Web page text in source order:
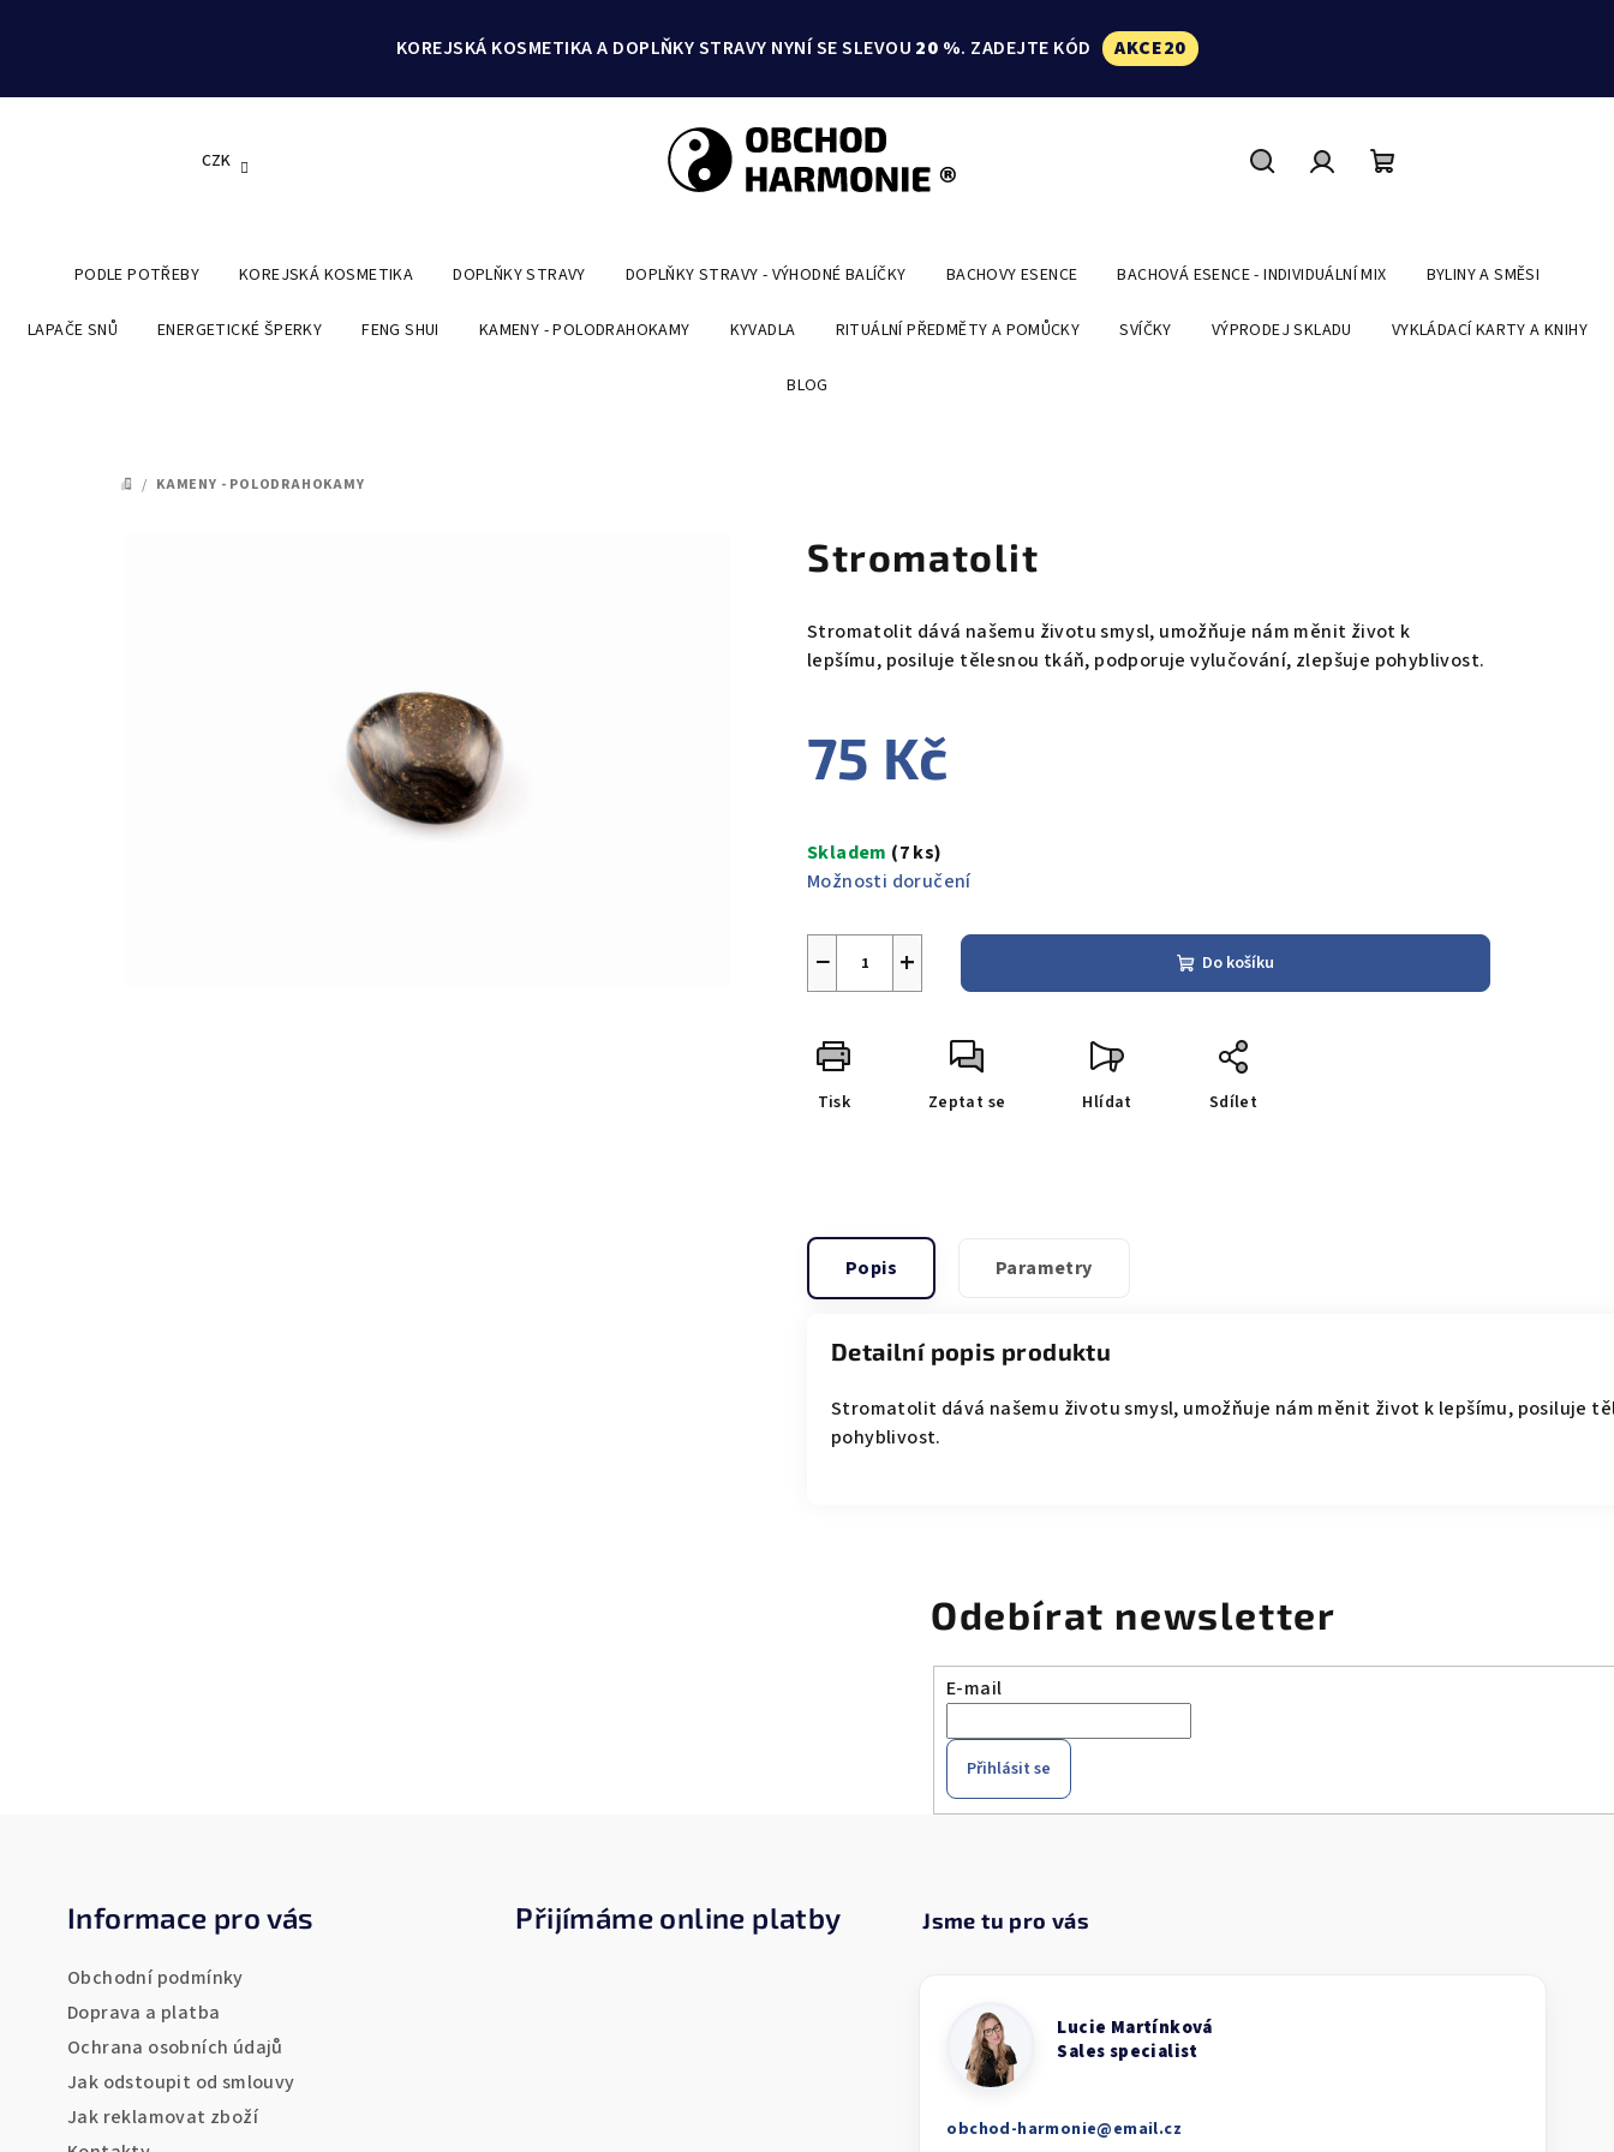
KOREJSKÁ KOSMETIKA A DOPLŇKY STRAVY NYNÍ SE SLEVOU 20 %. ZADEJTE KÓD AKCE20
CZK
košík
PODLE POTŘEBY KOREJSKÁ KOSMETIKA DOPLŇKY STRAVY DOPLŇKY STRAVY - VÝHODNÉ BALÍČKY BACHOVY ESENCE BACHOVÁ ESENCE - INDIVIDUÁLNÍ MIX BYLINY A SMĚSI
LAPAČE SNŮ ENERGETICKÉ ŠPERKY FENG SHUI KAMENY - POLODRAHOKAMY KYVADLA RITUÁLNÍ PŘEDMĚTY A POMŮCKY SVÍČKY VÝPRODEJ SKLADU VYKLÁDACÍ KARTY A KNIHY
BLOG
DOMŮ
/ KAMENY - POLODRAHOKAMY
Stromatolit
Stromatolit dává našemu životu smysl, umožňuje nám měnit život k
lepšímu, posiluje tělesnou tkáň, podporuje vylučování, zlepšuje pohyblivost.
75 Kč
cena:
Skladem (7 ks)
Možnosti doručení
+
− Do košíku
Tisk Zeptat se Hlídat Sdílet
Popis Parametry
Detailní popis produktu
Stromatolit dává našemu životu smysl, umožňuje nám měnit život k lepšímu, posiluje
pohyblivost.
Odebírat newsletter
E-mail
Přihlásit se
Informace pro vás
Obchodní podmínky
Doprava a platba
Ochrana osobních údajů
Jak odstoupit od smlouvy
Jak reklamovat zboží
Přijímáme online platby
obchod-harmonie@email.cz